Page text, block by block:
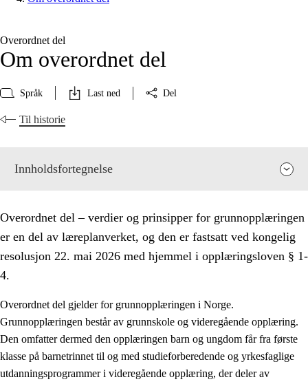
Overordnet del
Om overordnet del
Språk Last ned Del
Til historie
Innholdsfortegnelse
Overordnet del – verdier og prinsipper for grunnopplæringen
er en del av læreplanverket, og den er fastsatt ved kongelig
resolusjon 22. mai 2026 med hjemmel i opplæringsloven § 1-
4.
Overordnet del gjelder for grunnopplæringen i Norge.
Grunnopplæringen består av grunnskole og videregående opplæring.
Den omfatter dermed den opplæringen barn og ungdom får fra første
klasse på barnetrinnet til og med studieforberedende og yrkesfaglige
utdanningsprogrammer i videregående opplæring, der deler av